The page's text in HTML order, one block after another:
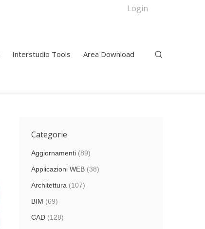
Login
Interstudio Tools Area Download
Categorie
Aggiornamenti (89)
Applicazioni WEB (38)
Architettura (107)
BIM (69)
CAD (128)